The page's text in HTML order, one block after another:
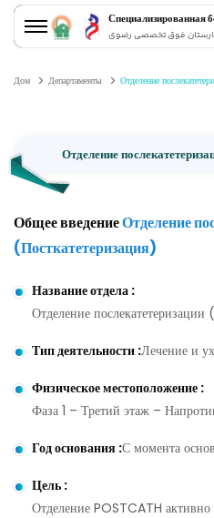
Специализированная
فوق تخصصی رضوی
Дом Департаменты Отделение
Отделение
Общее введениеОтделение
(Посткатетеризация)
Название отдела :
Отделение послекатетеризации
Тип деятельности :Лечение и
Физическое местоположение :
Фаза 1 – Третий этаж –
Год основания :С момента
Цель :
Отделение POSTCATH